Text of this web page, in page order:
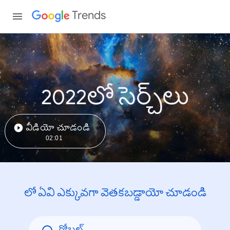
Trends
2022లో సెర్చ్‌లు
వీడియో చూడండి
02:01
లో ఏవి ఎక్కువగా వెతకబడ్డాయో చూడండి